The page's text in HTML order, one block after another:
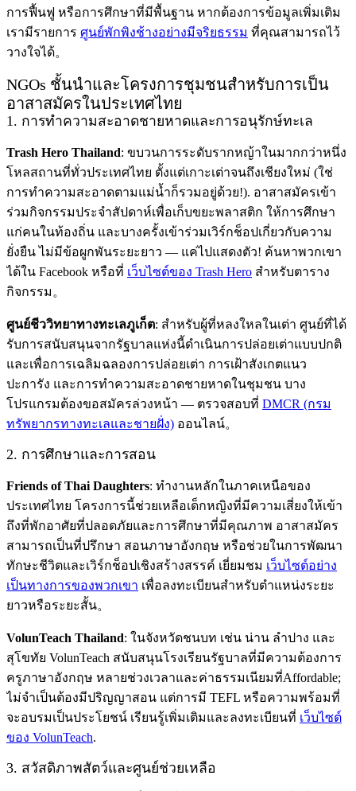
การฟื้นฟู หรือการศึกษาที่มีพื้นฐาน หากต้องการข้อมูลเพิ่มเติม
เรามีรายการ ศูนย์พักพิงช้างอย่างมีจริยธรรม ที่คุณสามารถไว้
วางใจได้。
NGOs ชั้นนำและโครงการชุมชนสำหรับการเป็น
อาสาสมัครในประเทศไทย
1. การทำความสะอาดชายหาดและการอนุรักษ์ทะเล
Trash Hero Thailand: ขบวนการระดับรากหญ้าในมากกว่าหนึ่ง
โหลสถานที่ทั่วประเทศไทย ตั้งแต่เกาะเต่าจนถึงเชียงใหม่ (ใช่
การทำความสะอาดตามแม่น้ำก็รวมอยู่ด้วย!). อาสาสมัครเข้า
ร่วมกิจกรรมประจำสัปดาห์เพื่อเก็บขยะพลาสติก ให้การศึกษา
แก่คนในท้องถิ่น และบางครั้งเข้าร่วมเวิร์กช็อปเกี่ยวกับความ
ยั่งยืน ไม่มีข้อผูกพันระยะยาว — แค่ไปแสดงตัว! ค้นหาพวกเขา
ได้ใน Facebook หรือที่ เว็บไซต์ของ Trash Hero สำหรับตาราง
กิจกรรม。
ศูนย์ชีววิทยาทางทะเลภูเก็ต: สำหรับผู้ที่หลงใหลในเต่า ศูนย์ที่ได้
รับการสนับสนุนจากรัฐบาลแห่งนี้ดำเนินการปล่อยเต่าแบบปกติ
และเพื่อการเฉลิมฉลองการปล่อยเต่า การเฝ้าสังเกตแนว
ปะการัง และการทำความสะอาดชายหาดในชุมชน บาง
โปรแกรมต้องขอสมัครล่วงหน้า — ตรวจสอบที่ DMCR (กรม
ทรัพยากรทางทะเลและชายฝั่ง) ออนไลน์。
2. การศึกษาและการสอน
Friends of Thai Daughters: ทำงานหลักในภาคเหนือของ
ประเทศไทย โครงการนี้ช่วยเหลือเด็กหญิงที่มีความเสี่ยงให้เข้า
ถึงที่พักอาศัยที่ปลอดภัยและการศึกษาที่มีคุณภาพ อาสาสมัคร
สามารถเป็นที่ปรึกษา สอนภาษาอังกฤษ หรือช่วยในการพัฒนา
ทักษะชีวิตและเวิร์กช็อปเชิงสร้างสรรค์ เยี่ยมชม เว็บไซต์อย่าง
เป็นทางการของพวกเขา เพื่อลงทะเบียนสำหรับตำแหน่งระยะ
ยาวหรือระยะสั้น。
VolunTeach Thailand: ในจังหวัดชนบท เช่น น่าน ลำปาง และ
สุโขทัย VolunTeach สนับสนุนโรงเรียนรัฐบาลที่มีความต้องการ
ครูภาษาอังกฤษ หลายช่วงเวลาและค่าธรรมเนียมที่Affordable;
ไม่จำเป็นต้องมีปริญญาสอน แต่การมี TEFL หรือความพร้อมที่
จะอบรมเป็นประโยชน์ เรียนรู้เพิ่มเติมและลงทะเบียนที่ เว็บไซต์
ของ VolunTeach.
3. สวัสดิภาพสัตว์และศูนย์ช่วยเหลือ